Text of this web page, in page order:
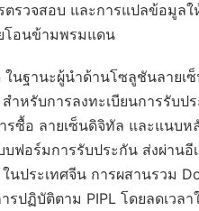
ตรวจสอบ และการแปลข้อมูล
โอนข้ามพรมแดน
ในฐานะผู้นำด้านโซลูชันลาย
ำหรับการลงทะเบียนการรับ
รซื้อ ลายเซ็นดิจิทัล และแนบ
ฟอร์มการรับประกัน ส่งผ่านอี
นประเทศจีน การผสานรวม
รปฏิบัติตาม PIPL โดยลดเวล